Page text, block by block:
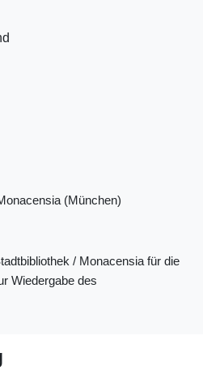
(München)
/ Monacensia für die
Wiedergabe des